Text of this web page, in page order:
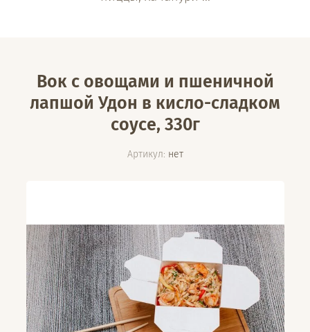
Вок с овощами и пшеничной
лапшой Удон в кисло-сладком
соусе, 330г
Артикул: нет